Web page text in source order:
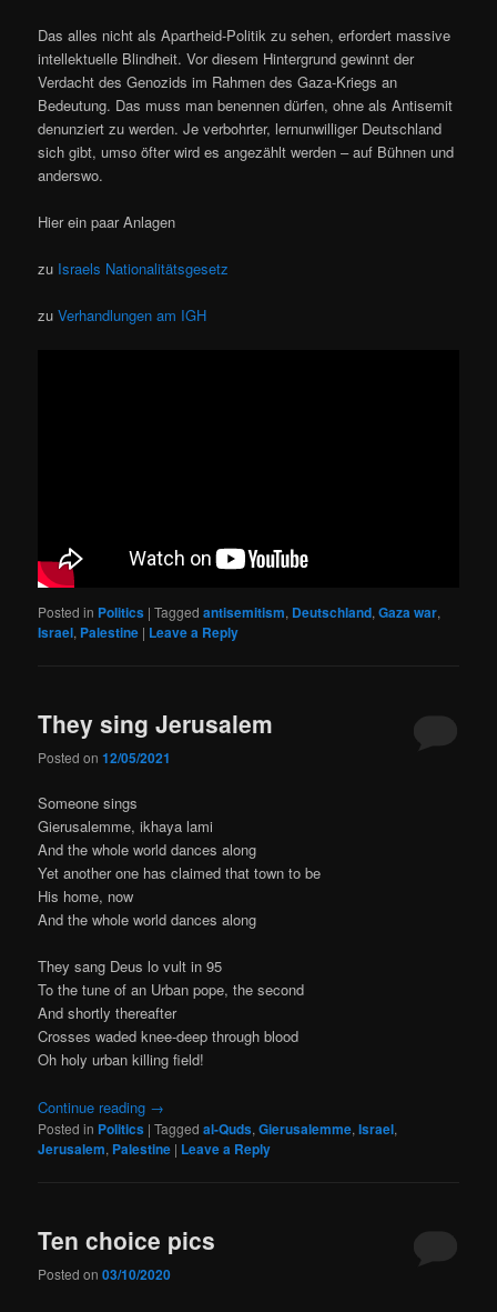
Das alles nicht als Apartheid-Politik zu sehen, erfordert massive
intellektuelle Blindheit. Vor diesem Hintergrund gewinnt der
Verdacht des Genozids im Rahmen des Gaza-Kriegs an
Bedeutung. Das muss man benennen dürfen, ohne als Antisemit
denunziert zu werden. Je verbohrter, lernunwilliger Deutschland
sich gibt, umso öfter wird es angezählt werden – auf Bühnen und
anderswo.
Hier ein paar Anlagen
zu Israels Nationalitätsgesetz
zuVerhandlungen am IGH
Posted in Politics |Tagged antisemitism, Deutschland,Gaza war,
Israel, Palestine | Leave a Reply
They sing Jerusalem
Posted on12/05/2021
Someone sings
Gierusalemme, ikhaya lami
And the whole world dances along
Yet another one has claimed that town to be
His home, now
And the whole world dances along
They sang Deus lo vult in 95
To the tune of an Urban pope, the second
And shortly thereafter
Crosses waded knee-deep through blood
Oh holy urban killing field!
Continue reading →
Posted in Politics |Tagged al-Quds,Gierusalemme,Israel,
Jerusalem, Palestine | Leave a Reply
Ten choice pics
Posted on03/10/2020